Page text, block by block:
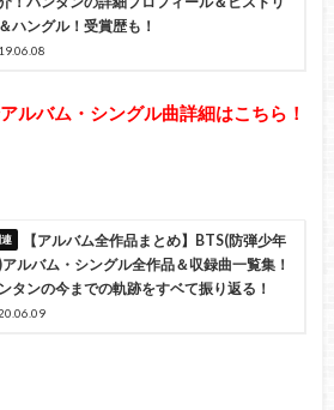
ハングル！受賞歴も！
ルバム・シングル曲詳細はこちら！
【アルバム全作品まとめ】BTS(防弾少年
アルバム・シングル全作品＆収録曲一覧集！
タンの今までの軌跡をすベて振り返る！